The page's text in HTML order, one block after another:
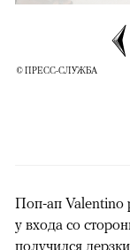
© ПРЕСС-СЛУЖБА
Поп-ап
у входа со
получился